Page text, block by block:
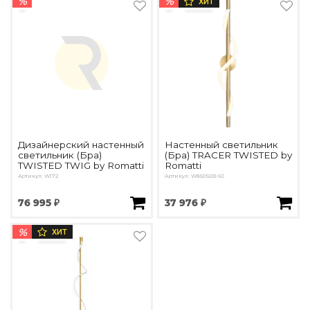
Подбор, производство и комплектация по вашему
Все категории товаров
Реализованные проекты
Дизайнерский настенный
светильник (Бра)
TWISTED TWIG by Romatti
Артикул: W172
76 995 ₽
Настенный светильник
(Бра) TRACER TWISTED by
Romatti
Артикул: W85092B-60
37 976 ₽
% ХИТ